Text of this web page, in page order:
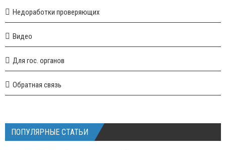
Недоработки проверяющих
Видео
Для гос. органов
Обратная связь
ПОПУЛЯРНЫЕ СТАТЬИ